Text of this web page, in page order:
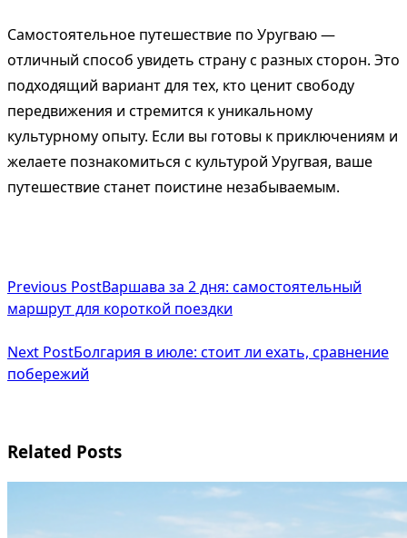
Самостоятельное путешествие по Уругваю —
отличный способ увидеть страну с разных сторон. Это
подходящий вариант для тех, кто ценит свободу
передвижения и стремится к уникальному
культурному опыту. Если вы готовы к приключениям и
желаете познакомиться с культурой Уругвая, ваше
путешествие станет поистине незабываемым.
class="nav-
screen-
Previous PostВаршава за 2 дня: самостоятельный
маршрут для короткой поездки
Next PostБолгария в июле: стоит ли ехать, сравнение
побережий
Related Posts